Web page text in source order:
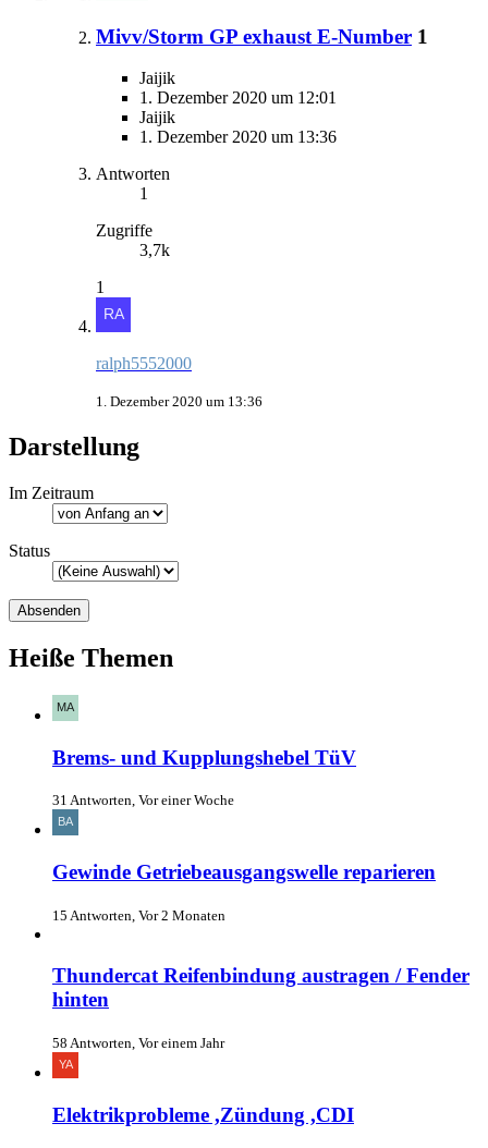
Mivv/Storm GP exhaust E-Number 1
Jaijik
1. Dezember 2020 um 12:01
Jaijik
1. Dezember 2020 um 13:36
Antworten
1
Zugriffe
3,7k
1
ralph5552000
1. Dezember 2020 um 13:36
Darstellung
Im Zeitraum
Status
Heiße Themen
Brems- und Kupplungshebel TüV
31 Antworten, Vor einer Woche
Gewinde Getriebeausgangswelle reparieren
15 Antworten, Vor 2 Monaten
Thundercat Reifenbindung austragen / Fender
hinten
58 Antworten, Vor einem Jahr
Elektrikprobleme ,Zündung ,CDI